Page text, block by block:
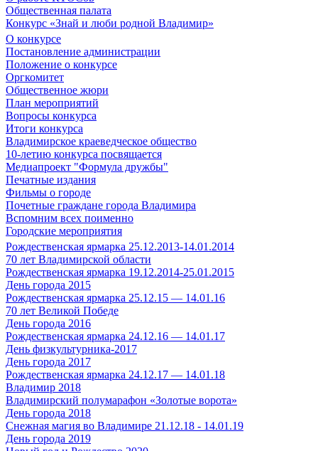
Общественная палата
Конкурс «Знай и люби родной Владимир»
О конкурсе
Постановление администрации
Положение о конкурсе
Оргкомитет
Общественное жюри
План мероприятий
Вопросы конкурса
Итоги конкурса
Владимирское краеведческое общество
10-летию конкурса посвящается
Медиапроект "Формула дружбы"
Печатные издания
Фильмы о городе
Почетные граждане города Владимира
Вспомним всех поименно
Городские мероприятия
Рождественская ярмарка 25.12.2013-14.01.2014
70 лет Владимирской области
Рождественская ярмарка 19.12.2014-25.01.2015
День города 2015
Рождественская ярмарка 25.12.15 — 14.01.16
70 лет Великой Победе
День города 2016
Рождественская ярмарка 24.12.16 — 14.01.17
День физкультурника-2017
День города 2017
Рождественская ярмарка 24.12.17 — 14.01.18
Владимир 2018
Владимирский полумарафон «Золотые ворота»
День города 2018
Снежная магия во Владимире 21.12.18 - 14.01.19
День города 2019